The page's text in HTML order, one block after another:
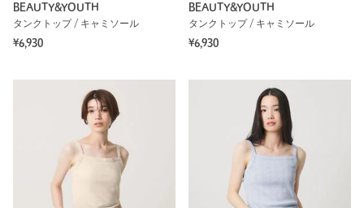
BEAUTY&YOUTH
タンクトップ / キャミソール
¥6,930
BEAUTY&YOUTH
タンクトップ / キャミソール
¥6,930